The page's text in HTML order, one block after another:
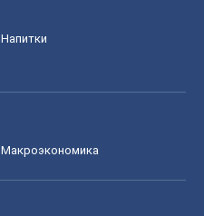
Напитки
Mакроэкономика